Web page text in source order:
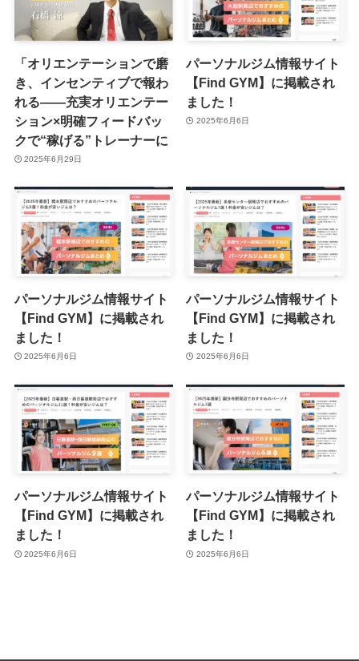
「オリエンテーションで磨
き、インセンティブで報わ
れる――充実オリエンテー
ション×明確フィードバッ
クで“稼げる”トレーナーに
2025年6月29日
パーソナルジム情報サイト
【Find GYM】に掲載され
ました！
2025年6月6日
パーソナルジム情報サイト
【Find GYM】に掲載され
ました！
2025年6月6日
パーソナルジム情報サイト
【Find GYM】に掲載され
ました！
2025年6月6日
パーソナルジム情報サイト
【Find GYM】に掲載され
ました！
2025年6月6日
パーソナルジム情報サイト
【Find GYM】に掲載され
ました！
2025年6月6日